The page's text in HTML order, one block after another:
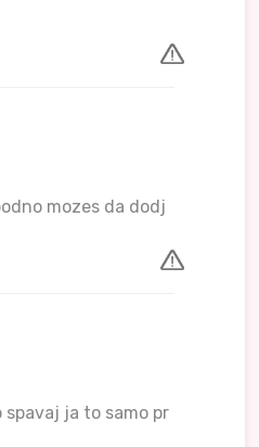
mozes da dodj
ja to samo pr